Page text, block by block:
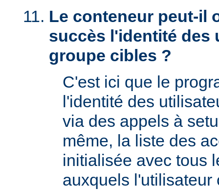
Le conteneur peut-il
succès l'identité des
groupe cibles ?
C'est ici que le
l'identité des
via des appels à
même, la liste des
initialisée avec tous
auxquels l'utilisateur